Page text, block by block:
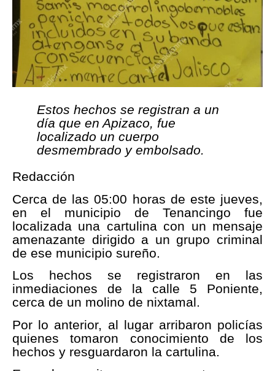
Estos hechos se registran a un
día que en Apizaco, fue
localizado un cuerpo
desmembrado y embolsado.
Redacción
Cerca de las 05:00 horas de este jueves,
en el municipio de Tenancingo fue
localizada una cartulina con un mensaje
amenazante dirigido a un grupo criminal
de ese municipio sureño.
Los hechos se registraron en las
inmediaciones de la calle 5 Poniente,
cerca de un molino de nixtamal.
Por lo anterior, al lugar arribaron policías
quienes tomaron conocimiento de los
hechos y resguardaron la cartulina.